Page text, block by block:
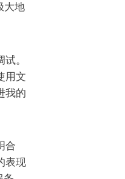
大地
。
用文
我的
合
表现